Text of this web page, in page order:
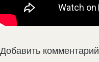
Добавить комментарий